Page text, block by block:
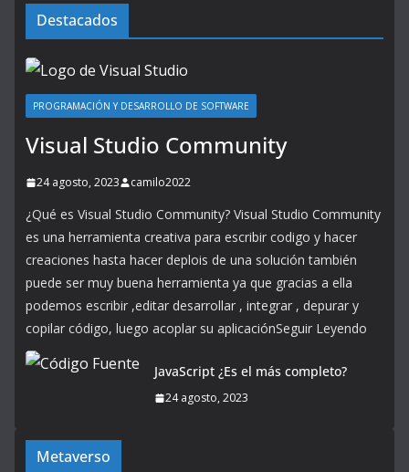
Destacados
PROGRAMACIÓN Y DESARROLLO DE SOFTWARE
Visual Studio Community
24 agosto, 2023 camilo2022
¿Qué es Visual Studio Community? Visual Studio Community
es una herramienta creativa para escribir codigo y hacer
creaciones hasta hacer deplois de una solución también
puede ser muy buena herramienta ya que gracias a ella
podemos escribir ,editar desarrollar , integrar , depurar y
copilar código, luego acoplar su aplicaciónSeguir Leyendo
JavaScript ¿Es el más completo?
24 agosto, 2023
Metaverso